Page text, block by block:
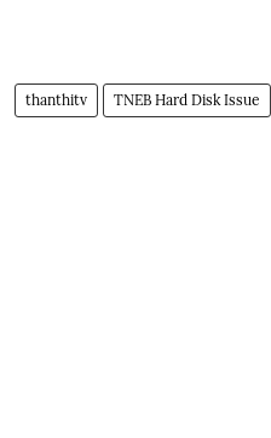
thanthitv TNEB Hard Disk Issue